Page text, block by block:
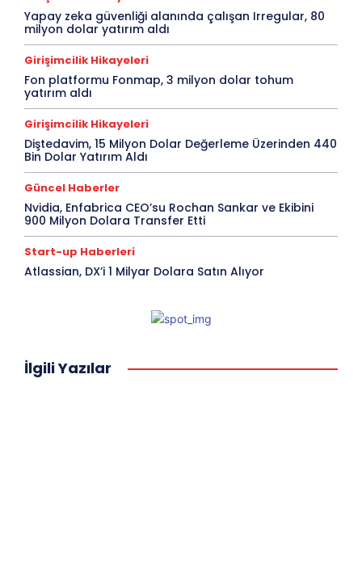
Yapay zeka güvenliği alanında çalışan Irregular, 80
milyon dolar yatırım aldı
Girişimcilik Hikayeleri
Fon platformu Fonmap, 3 milyon dolar tohum
yatırım aldı
Girişimcilik Hikayeleri
Diştedavim, 15 Milyon Dolar Değerleme Üzerinden 440
Bin Dolar Yatırım Aldı
Güncel Haberler
Nvidia, Enfabrica CEO’su Rochan Sankar ve Ekibini
900 Milyon Dolara Transfer Etti
Start-up Haberleri
Atlassian, DX’i 1 Milyar Dolara Satın Alıyor
İlgili Yazılar